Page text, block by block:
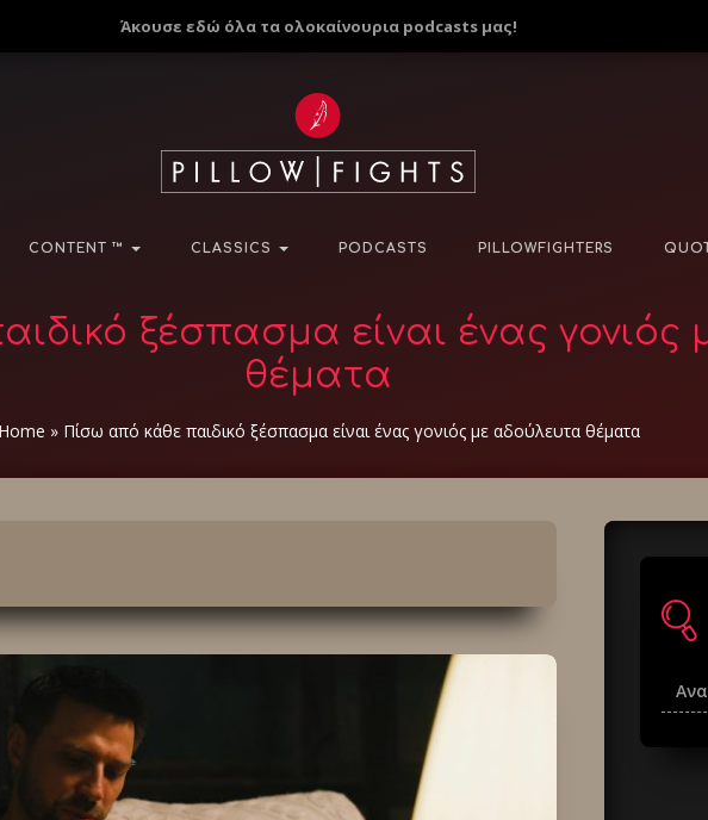
Άκουσε εδώ όλα τα ολοκαίνουρια podcasts μας!
CONTENT ™ CLASSICS PODCASTS PILLOWFIGHTERS
ξέσπασμα είναι ένας γονιός
θέματα
Home » Πίσω από κάθε παιδικό ξέσπασμα είναι ένας γονιός με αδούλευτα θέματα